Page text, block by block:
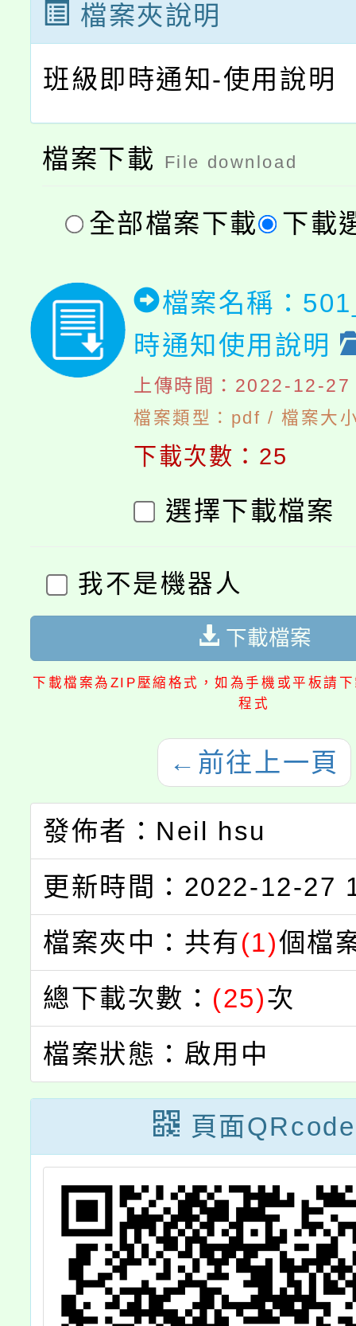
檔案夾說明
班級即時通知-使用說明
檔案下載 File download
全部檔案下載 下載
檔案名稱：
時通知使用說明
上傳時間：2022-12-
檔案類型：pdf / 檔案大
下載次數：25
選擇下載檔案
我不是機器人
下載檔案
下載檔案為ZIP壓縮格式，如為手機或平板請
程式
← 前往上一頁
發佈者：Neil hsu
更新時間：2022-12-27
檔案夾中：共有(1)個檔
總下載次數： (25)次
檔案狀態：啟用中
頁面QRcode